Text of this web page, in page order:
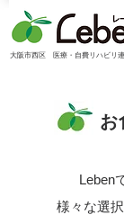
大阪市西区 医療・自費リハビリ
お
Leben
様々な選